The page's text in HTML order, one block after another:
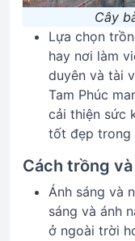
Cây
Lựa chọn
hay nơi làm
duyên và tài
Tam Phúc
cải thiện sức
tốt đẹp trong
Cách trồng
Ánh sáng và
sáng và ánh
ở ngoài trời